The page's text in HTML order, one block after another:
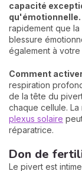
capacité
qu'émotionnelle.
rapidement que
blessure
également à
Comment
respiration
de la tête du
chaque cellule.
plexus solaire
réparatrice.
Don de
Le pivert est